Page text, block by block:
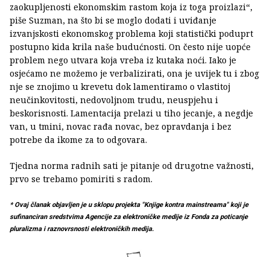
zaokupljenosti ekonomskim rastom koja iz toga proizlazi“,
piše Suzman, na što bi se moglo dodati i uviđanje
izvanjskosti ekonomskog problema koji statistički poduprt
postupno kida krila naše budućnosti. On često nije uopće
problem nego utvara koja vreba iz kutaka noći. Iako je
osjećamo ne možemo je verbalizirati, ona je uvijek tu i zbog
nje se znojimo u krevetu dok lamentiramo o vlastitoj
neučinkovitosti, nedovoljnom trudu, neuspjehu i
beskorisnosti. Lamentacija prelazi u tiho jecanje, a negdje
van, u tmini, novac rađa novac, bez opravdanja i bez
potrebe da ikome za to odgovara.
Tjedna norma radnih sati je pitanje od drugotne važnosti,
prvo se trebamo pomiriti s radom.
* Ovaj članak objavljen je u sklopu projekta "Knjige kontra mainstreama" koji je
sufinanciran sredstvima Agencije za elektroničke medije iz Fonda za poticanje
pluralizma i raznovrsnosti elektroničkih medija.